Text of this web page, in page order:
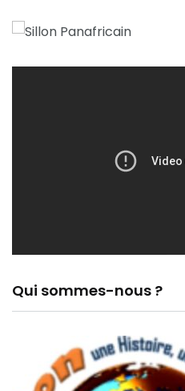
Qui sommes-nous ?